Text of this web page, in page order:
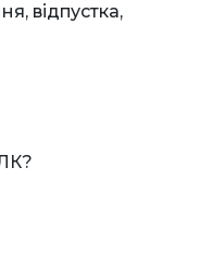
відпустка,